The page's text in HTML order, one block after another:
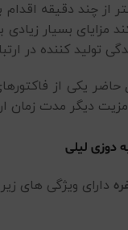
از چند دقیقه
مزایای بسیار
تولید کننده
حاضر یکی از
مزیت دیگر مدت
دوزی لیلی
دارای ویژگی های